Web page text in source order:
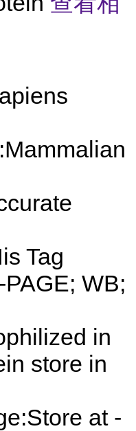
Tag
WB;
in
store in
at -